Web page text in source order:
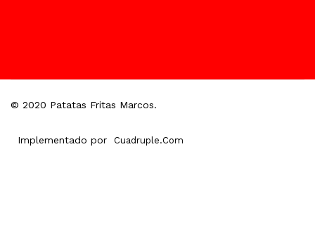
© 2020 Patatas Fritas Marcos.
Implementado por Cuadruple.com